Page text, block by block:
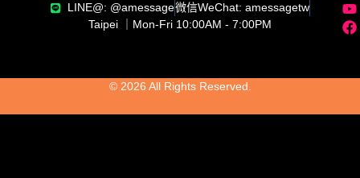
LINE@: @amessage微信WeChat: amessagetw
Taipei ｜Mon-Fri 10:00AM - 7:00PM
© 2026 All Rights Reserved.